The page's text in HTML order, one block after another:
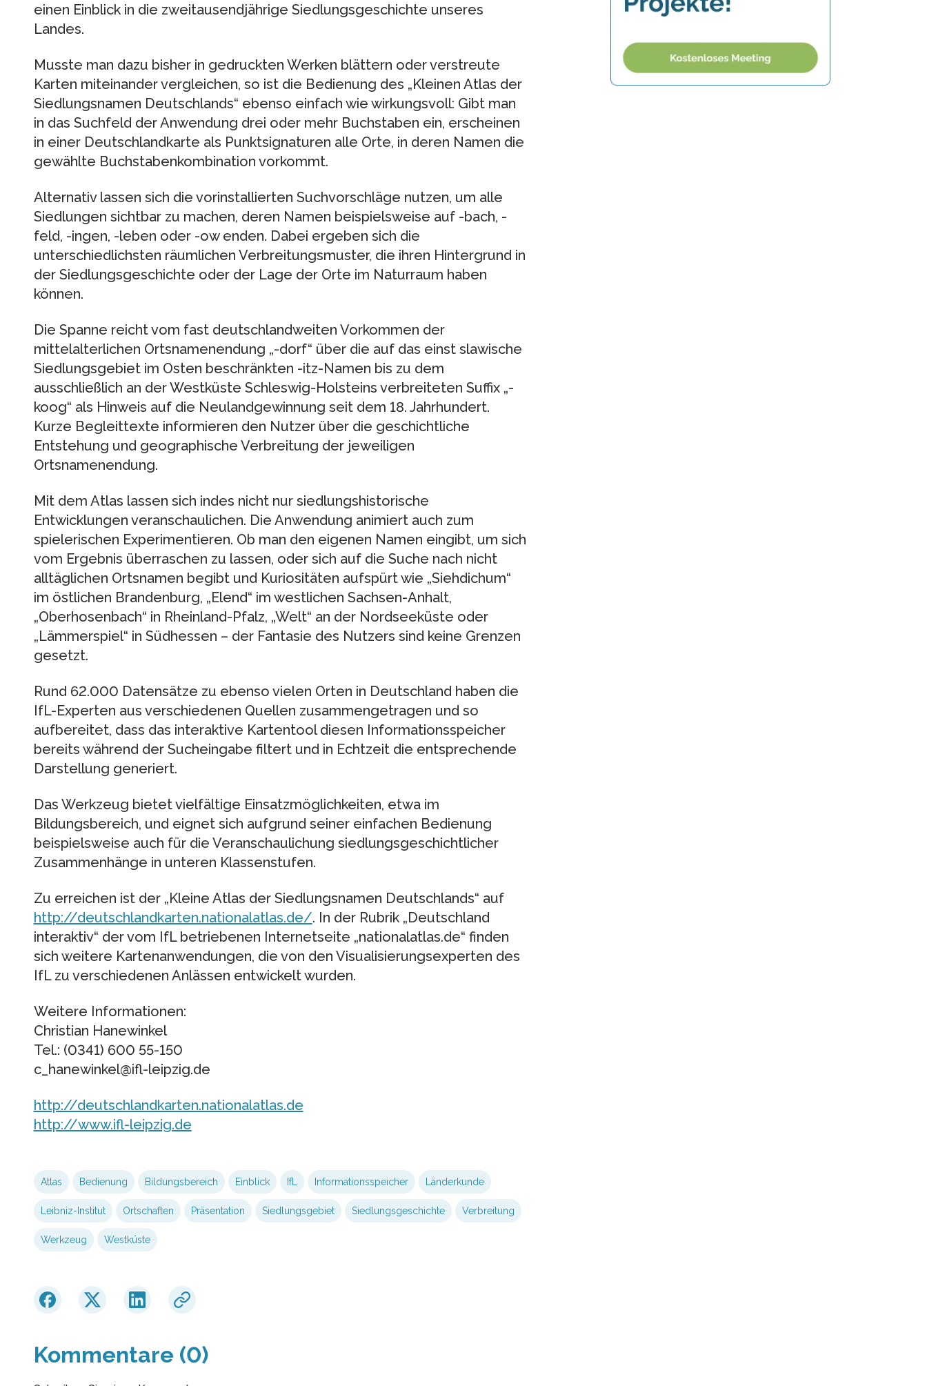
einen Einblick in die zweitausendjährige Siedlungsgeschichte unseres
Landes.
Musste man dazu bisher in gedruckten Werken blättern oder verstreute
Karten miteinander vergleichen, so ist die Bedienung des „Kleinen Atlas der
Siedlungsnamen Deutschlands“ ebenso einfach wie wirkungsvoll: Gibt man
in das Suchfeld der Anwendung drei oder mehr Buchstaben ein, erscheinen
in einer Deutschlandkarte als Punktsignaturen alle Orte, in deren Namen die
gewählte Buchstabenkombination vorkommt.
Alternativ lassen sich die vorinstallierten Suchvorschläge nutzen, um alle
Siedlungen sichtbar zu machen, deren Namen beispielsweise auf -bach, -
feld, -ingen, -leben oder -ow enden. Dabei ergeben sich die
unterschiedlichsten räumlichen Verbreitungsmuster, die ihren Hintergrund in
der Siedlungsgeschichte oder der Lage der Orte im Naturraum haben
können.
Die Spanne reicht vom fast deutschlandweiten Vorkommen der
mittelalterlichen Ortsnamenendung „-dorf“ über die auf das einst slawische
Siedlungsgebiet im Osten beschränkten -itz-Namen bis zu dem
ausschließlich an der Westküste Schleswig-Holsteins verbreiteten Suffix „-
koog“ als Hinweis auf die Neulandgewinnung seit dem 18. Jahrhundert.
Kurze Begleittexte informieren den Nutzer über die geschichtliche
Entstehung und geographische Verbreitung der jeweiligen
Ortsnamenendung.
Mit dem Atlas lassen sich indes nicht nur siedlungshistorische
Entwicklungen veranschaulichen. Die Anwendung animiert auch zum
spielerischen Experimentieren. Ob man den eigenen Namen eingibt, um sich
vom Ergebnis überraschen zu lassen, oder sich auf die Suche nach nicht
alltäglichen Ortsnamen begibt und Kuriositäten aufspürt wie „Siehdichum“
im östlichen Brandenburg, „Elend“ im westlichen Sachsen-Anhalt,
„Oberhosenbach“ in Rheinland-Pfalz, „Welt“ an der Nordseeküste oder
„Lämmerspiel“ in Südhessen – der Fantasie des Nutzers sind keine Grenzen
gesetzt.
Rund 62.000 Datensätze zu ebenso vielen Orten in Deutschland haben die
IfL-Experten aus verschiedenen Quellen zusammengetragen und so
aufbereitet, dass das interaktive Kartentool diesen Informationsspeicher
bereits während der Sucheingabe filtert und in Echtzeit die entsprechende
Darstellung generiert.
Das Werkzeug bietet vielfältige Einsatzmöglichkeiten, etwa im
Bildungsbereich, und eignet sich aufgrund seiner einfachen Bedienung
beispielsweise auch für die Veranschaulichung siedlungsgeschichtlicher
Zusammenhänge in unteren Klassenstufen.
Zu erreichen ist der „Kleine Atlas der Siedlungsnamen Deutschlands“ auf
http://deutschlandkarten.nationalatlas.de/. In der Rubrik „Deutschland
interaktiv“ der vom IfL betriebenen Internetseite „nationalatlas.de“ finden
sich weitere Kartenanwendungen, die von den Visualisierungsexperten des
IfL zu verschiedenen Anlässen entwickelt wurden.
Weitere Informationen:
Christian Hanewinkel
Tel.: (0341) 600 55-150
c_hanewinkel@ifl-leipzig.de
http://deutschlandkarten.nationalatlas.de
http://www.ifl-leipzig.de
Atlas Bedienung Bildungsbereich Einblick IfL Informationsspeicher Länderkunde
Leibniz-Institut Ortschaften Präsentation Siedlungsgebiet Siedlungsgeschichte Verbreitung
Werkzeug Westküste
Kommentare (0)